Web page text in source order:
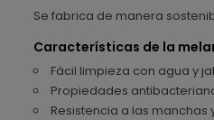
Se fabrica de manera
Características de la
Fácil limpieza con agua y
Propiedades
Resistencia a las manchas